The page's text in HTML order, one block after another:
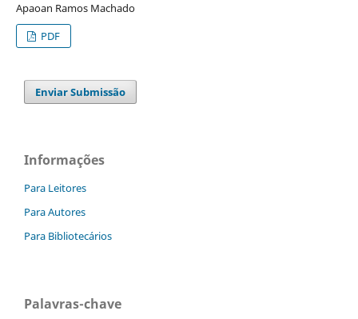
Apaoan Ramos Machado
PDF
Enviar Submissão
Informações
Para Leitores
Para Autores
Para Bibliotecários
Palavras-chave